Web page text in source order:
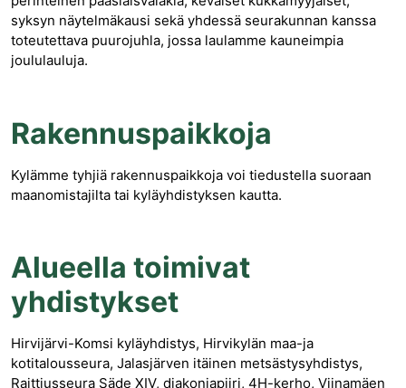
syksyn näytelmäkausi sekä yhdessä seurakunnan kanssa
toteutettava puurojuhla, jossa laulamme kauneimpia
joululauluja.
Rakennuspaikkoja
Kylämme tyhjiä rakennuspaikkoja voi tiedustella suoraan
maanomistajilta tai kyläyhdistyksen kautta.
Alueella toimivat
yhdistykset
Hirvijärvi-Komsi kyläyhdistys, Hirvikylän maa-ja
kotitalousseura, Jalasjärven itäinen metsästysyhdistys,
Raittiusseura Säde XIV, diakoniapiiri, 4H-kerho, Viinamäen